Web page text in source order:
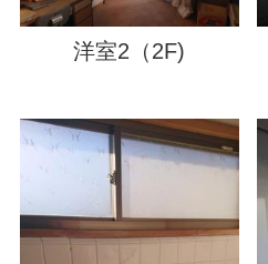
洋室2（2F)